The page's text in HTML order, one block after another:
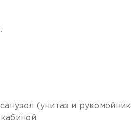
(унитаз и